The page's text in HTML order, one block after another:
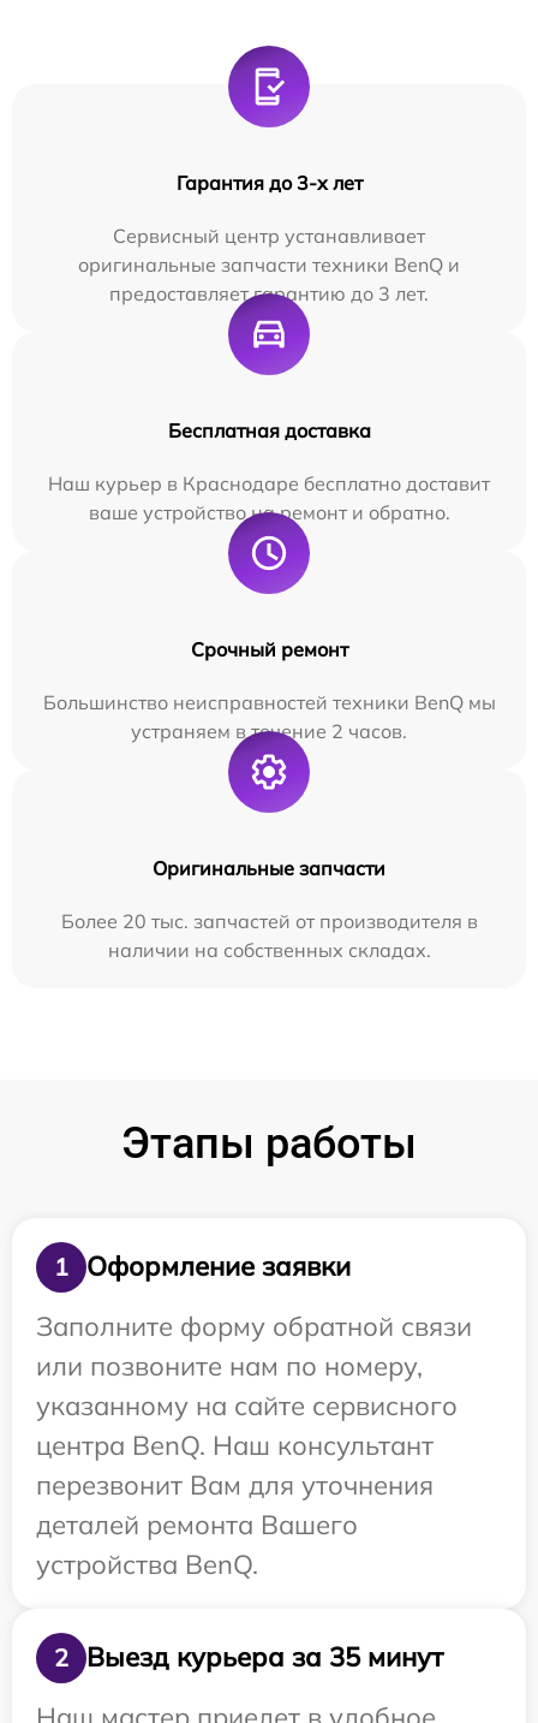
Гарантия до 3-х лет
Сервисный центр устанавливает
оригинальные запчасти техники BenQ и
предоставляет гарантию до 3 лет.
Бесплатная доставка
Наш курьер в Краснодаре бесплатно доставит
ваше устройство на ремонт и обратно.
Срочный ремонт
Большинство неисправностей техники BenQ мы
устраняем в течение 2 часов.
Оригинальные запчасти
Более 20 тыс. запчастей от производителя в
наличии на собственных складах.
Этапы работы
1
Оформление заявки
Заполните форму обратной связи
или позвоните нам по номеру,
указанному на сайте сервисного
центра BenQ. Наш консультант
перезвонит Вам для уточнения
деталей ремонта Вашего
устройства BenQ.
2
Выезд курьера за 35 минут